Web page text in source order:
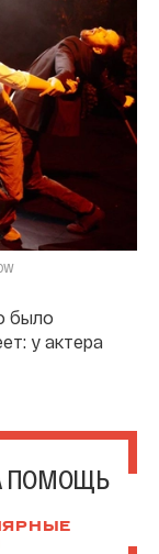
было
у актера
ПОМОЩЬ